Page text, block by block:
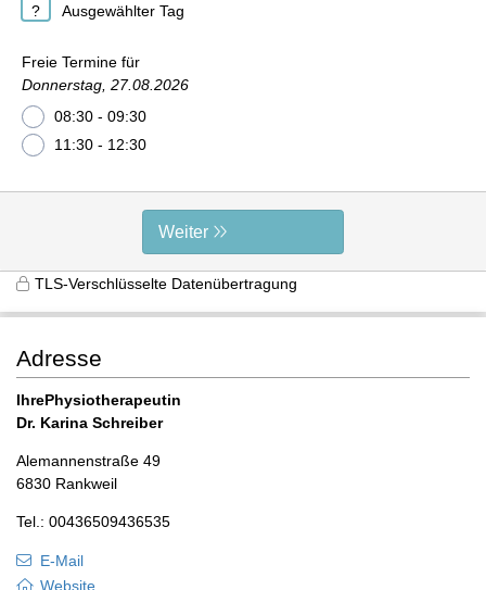
Ausgewählter Tag
Freie Termine für
Donnerstag, 27.08.2026
08:30 - 09:30
11:30 - 12:30
Weiter
TLS-Verschlüsselte Datenübertragung
Adresse
IhrePhysiotherapeutin
Dr. Karina Schreiber
Alemannenstraße 49
6830 Rankweil
Tel.: 00436509436535
E-Mail
Website